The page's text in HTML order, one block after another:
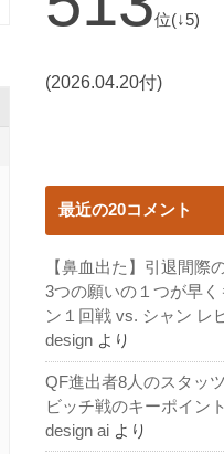
位(↓5)
(2026.04.20付)
最近の20コメント
【鼻血出た】引退間際
3つの願いの１つが早く
ン１回戦 vs. シャン レ
design より
QF進出者8人のスタッ
ビッチ戦のキーポイン
design ai より